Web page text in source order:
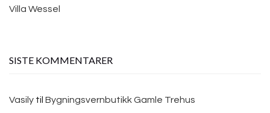
Villa Wessel
SISTE KOMMENTARER
Vasily til Bygningsvernbutikk Gamle Trehus